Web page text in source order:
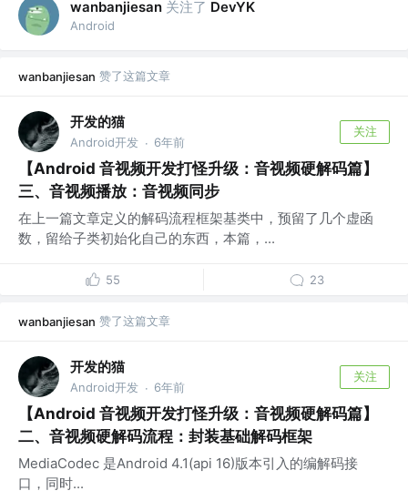
wanbanjiesan 关注了 DevYK
Android
wanbanjiesan 赞了这篇文章
开发的猫
Android开发 · 6年前
关注
【Android 音视频开发打怪升级：音视频硬解码篇】
三、音视频播放：音视频同步
在上一篇文章定义的解码流程框架基类中，预留了几个虚函
数，留给子类初始化自己的东西，本篇，...
55 23
wanbanjiesan 赞了这篇文章
开发的猫
Android开发 · 6年前
关注
【Android 音视频开发打怪升级：音视频硬解码篇】
二、音视频硬解码流程：封装基础解码框架
MediaCodec 是Android 4.1(api 16)版本引入的编解码接
口，同时...